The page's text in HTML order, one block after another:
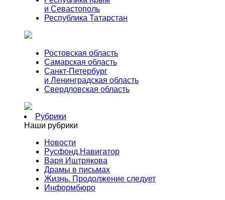
и Севастополь
Республика Татарстан
Ростовская область
Самарская область
Санкт-Петербург
и Ленинградская область
Свердловская область
Рубрики
Наши рубрики
Новости
Русфонд.Навигатор
Варя Иштрякова
Драмы в письмах
Жизнь. Продолжение следует
Информбюро